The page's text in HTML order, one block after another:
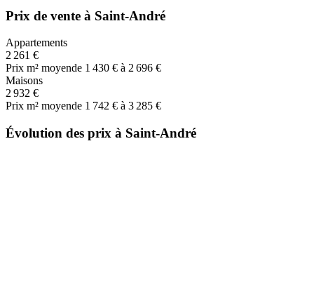
Prix de vente à Saint-André
Appartements
2 261 €
Prix m² moyende 1 430 € à 2 696 €
Maisons
2 932 €
Prix m² moyende 1 742 € à 3 285 €
Évolution des prix à Saint-André